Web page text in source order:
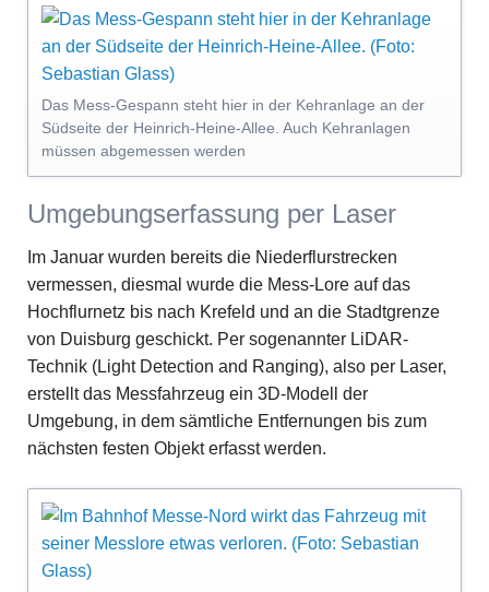
Das Mess-Gespann steht hier in der Kehranlage an der
Südseite der Heinrich-Heine-Allee. Auch Kehranlagen
müssen abgemessen werden
Umgebungserfassung per Laser
Im Januar wurden bereits die Niederflurstrecken
vermessen, diesmal wurde die Mess-Lore auf das
Hochflurnetz bis nach Krefeld und an die Stadtgrenze
von Duisburg geschickt. Per sogenannter LiDAR-
Technik (Light Detection and Ranging), also per Laser,
erstellt das Messfahrzeug ein 3D-Modell der
Umgebung, in dem sämtliche Entfernungen bis zum
nächsten festen Objekt erfasst werden.